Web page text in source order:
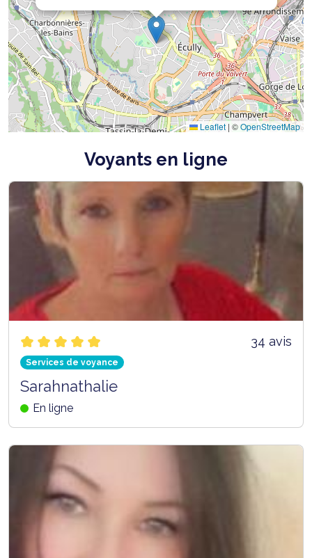
Leaflet | ©OpenStreetMap
Voyants en ligne
34 avis
Services de voyance
Sarahnathalie
En ligne